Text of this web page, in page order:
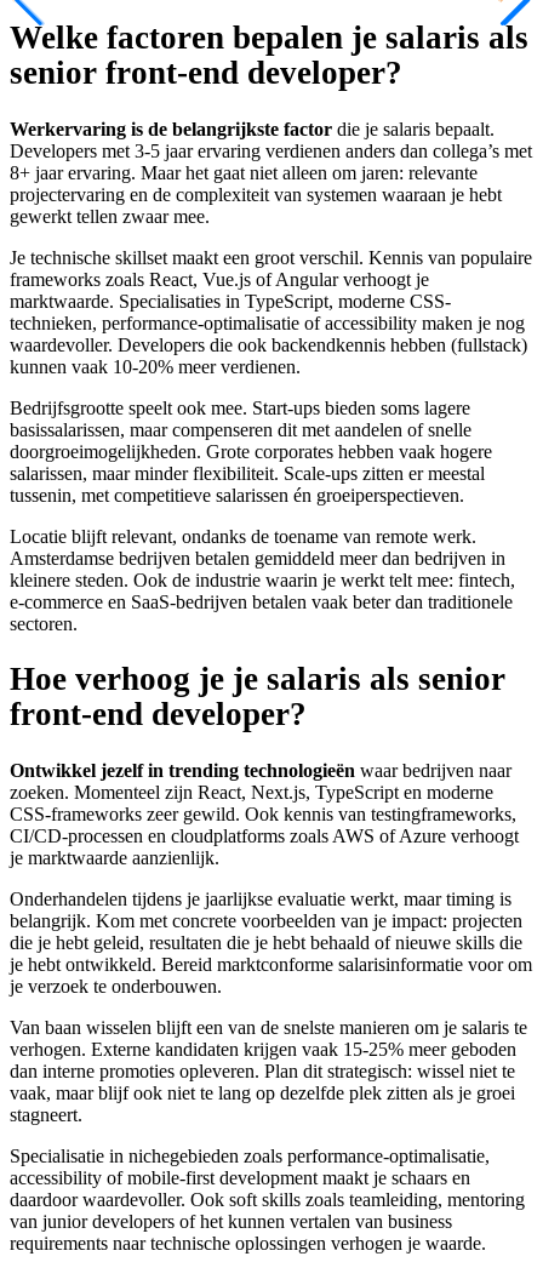
Welke factoren bepalen je salaris als
senior front-end developer?
Werkervaring is de belangrijkste factor die je salaris bepaalt.
Developers met 3-5 jaar ervaring verdienen anders dan collega’s met
8+ jaar ervaring. Maar het gaat niet alleen om jaren: relevante
projectervaring en de complexiteit van systemen waaraan je hebt
gewerkt tellen zwaar mee.
Je technische skillset maakt een groot verschil. Kennis van populaire
frameworks zoals React, Vue.js of Angular verhoogt je
marktwaarde. Specialisaties in TypeScript, moderne CSS-
technieken, performance-optimalisatie of accessibility maken je nog
waardevoller. Developers die ook backendkennis hebben (fullstack)
kunnen vaak 10-20% meer verdienen.
Bedrijfsgrootte speelt ook mee. Start-ups bieden soms lagere
basissalarissen, maar compenseren dit met aandelen of snelle
doorgroeimogelijkheden. Grote corporates hebben vaak hogere
salarissen, maar minder flexibiliteit. Scale-ups zitten er meestal
tussenin, met competitieve salarissen én groeiperspectieven.
Locatie blijft relevant, ondanks de toename van remote werk.
Amsterdamse bedrijven betalen gemiddeld meer dan bedrijven in
kleinere steden. Ook de industrie waarin je werkt telt mee: fintech,
e-commerce en SaaS-bedrijven betalen vaak beter dan traditionele
sectoren.
Hoe verhoog je je salaris als senior
front-end developer?
Ontwikkel jezelf in trending technologieën waar bedrijven naar
zoeken. Momenteel zijn React, Next.js, TypeScript en moderne
CSS-frameworks zeer gewild. Ook kennis van testingframeworks,
CI/CD-processen en cloudplatforms zoals AWS of Azure verhoogt
je marktwaarde aanzienlijk.
Onderhandelen tijdens je jaarlijkse evaluatie werkt, maar timing is
belangrijk. Kom met concrete voorbeelden van je impact: projecten
die je hebt geleid, resultaten die je hebt behaald of nieuwe skills die
je hebt ontwikkeld. Bereid marktconforme salarisinformatie voor om
je verzoek te onderbouwen.
Van baan wisselen blijft een van de snelste manieren om je salaris te
verhogen. Externe kandidaten krijgen vaak 15-25% meer geboden
dan interne promoties opleveren. Plan dit strategisch: wissel niet te
vaak, maar blijf ook niet te lang op dezelfde plek zitten als je groei
stagneert.
Specialisatie in nichegebieden zoals performance-optimalisatie,
accessibility of mobile-first development maakt je schaars en
daardoor waardevoller. Ook soft skills zoals teamleiding, mentoring
van junior developers of het kunnen vertalen van business
requirements naar technische oplossingen verhogen je waarde.